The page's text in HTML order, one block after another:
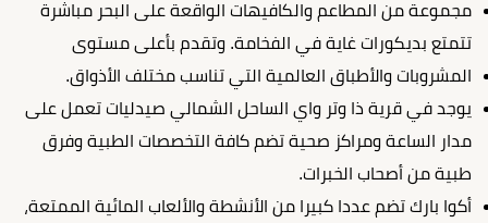
مجموعة من المطاعم والكافيهات الواقعة على البحر مباشرة
تتمتع بديكورات غاية في الفخامة. وتقدم بأعلى مستوى
المشروبات والأطباق العالمية التي تناسب مختلف الأذواق.
يوجد في قرية ذا وتر واي الساحل الشمالي صيدليات تعمل على
مدار الساعة ومراكز صحية تضم كافة التخصصات الطبية وفرق
طبية من أصحاب الخبرات.
أكوا بارك تضم عددا كبيرا من الأنشطة والألعاب المائية الممتعة،